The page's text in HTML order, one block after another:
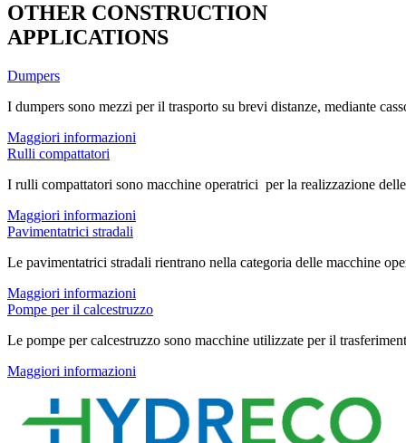
OTHER CONSTRUCTION
APPLICATIONS
Dumpers
I dumpers sono mezzi per il trasporto su brevi distanze, mediante
Maggiori informazioni
Rulli compattatori
I rulli compattatori sono macchine operatrici per la realizzazione
Maggiori informazioni
Pavimentatrici stradali
Le pavimentatrici stradali rientrano nella categoria delle macchine
Maggiori informazioni
Pompe per il calcestruzzo
Le pompe per calcestruzzo sono macchine utilizzate per il
Maggiori informazioni